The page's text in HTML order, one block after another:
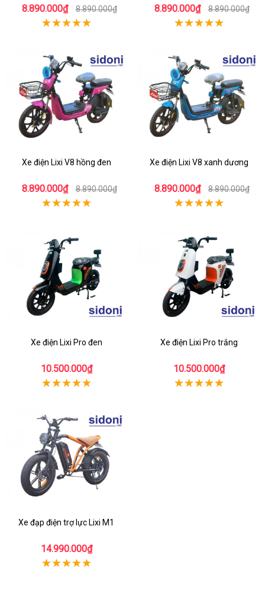
8.890.000₫ 8.890.000₫ 8.890.000₫ 8.890.000₫
Xe điện Lixi V8 hồng đen
8.890.000₫ 8.890.000₫
Xe điện Lixi V8 xanh dương
8.890.000₫ 8.890.000₫
Xe điện Lixi Pro đen
10.500.000₫
Xe điện Lixi Pro trắng
10.500.000₫
Xe đạp điện trợ lực Lixi M1
14.990.000₫